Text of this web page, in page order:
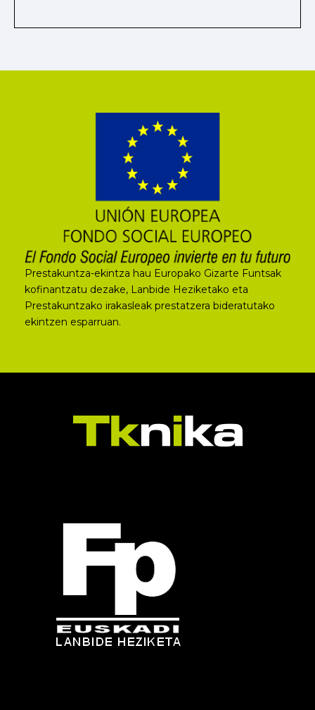
Prestakuntza-ekintza hau Europako Gizarte Funtsak
kofinantzatu dezake, Lanbide Heziketako eta
Prestakuntzako irakasleak prestatzera bideratutako
ekintzen esparruan.